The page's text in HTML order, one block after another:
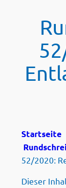
Startseite
52/2020:
Dieser